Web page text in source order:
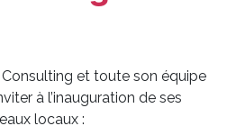
et toute son équipe
à l’inauguration de ses
locaux :